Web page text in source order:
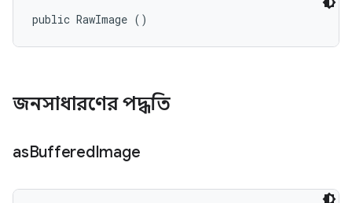
public RawImage ()
জনসাধারণের পদ্ধতি
asBufferedImage